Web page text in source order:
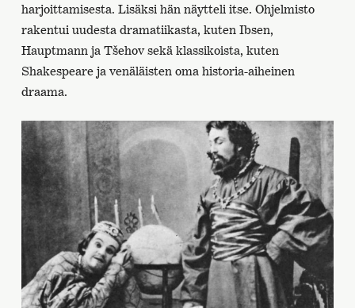
harjoittamisesta. Lisäksi hän näytteli itse. Ohjelmisto
rakentui uudesta dramatiikasta, kuten Ibsen,
Hauptmann ja Tšehov sekä klassikoista, kuten
Shakespeare ja venäläisten oma historia-aiheinen
draama.